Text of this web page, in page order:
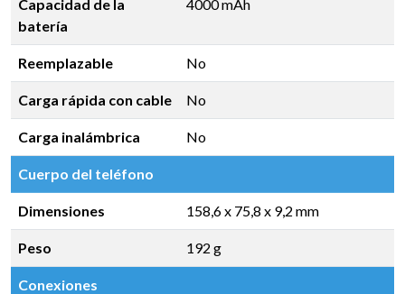
Capacidad de la
batería
4000 mAh
Reemplazable No
Carga rápida con cable No
Carga inalámbrica No
Cuerpo del teléfono
Dimensiones 158,6 x 75,8 x 9,2 mm
Peso 192 g
Conexiones